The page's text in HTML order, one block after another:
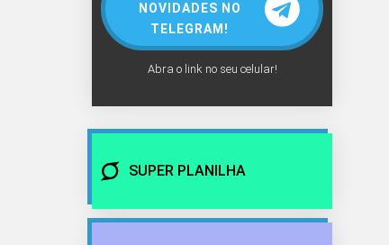
NOVIDADES NO
TELEGRAM!
Abra o link no seu celular!
SUPER PLANILHA